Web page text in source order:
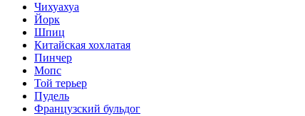
Чихуахуа
Йорк
Шпиц
Китайская хохлатая
Пинчер
Мопс
Той терьер
Пудель
Французский бульдог